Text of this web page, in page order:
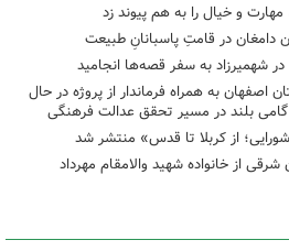
و خیال را به هم پیوند زد
دامغان در قامتِ پاسبانانِ طبیعت
شهمیرزاد به سفر قصه‌ها انجامید
اصفهان به همراه فرماندار از پروژه در حال
گامی بلند در مسیر تحقق عدالت فرهنگی
از کربلا تا قدس» منتشر شد
از خانواده شهید والامقام مهرداد